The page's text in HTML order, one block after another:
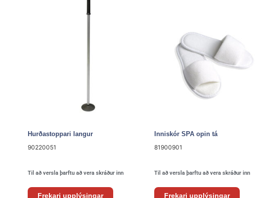
Hurðastoppari langur
90220051
Til að versla þarftu að vera skráður inn
Frekari upplýsingar
Inniskór SPA opin tá
81900901
Til að versla þarftu að vera skráður inn
Frekari upplýsingar